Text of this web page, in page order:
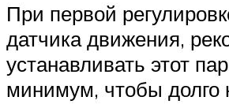
При первой
датчика движения,
устанавливать этот
минимум, чтобы долго